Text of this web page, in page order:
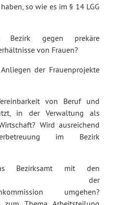
so wie es im § 14 LGG
gegen prekäre
von Frauen?
der Frauenprojekte
von Beruf und
in der Verwaltung als
Wird ausreichend
im Bezirk
Bezirksamt mit den
der
umgehen?